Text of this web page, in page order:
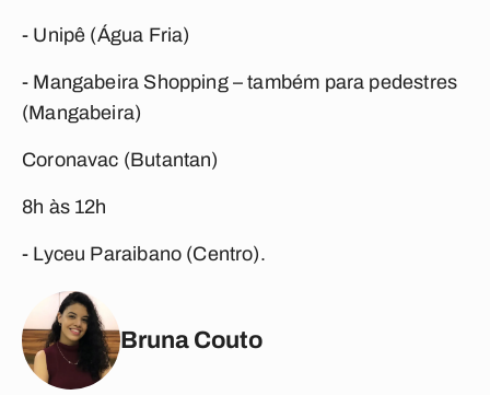
- Unipê (Água Fria)
- Mangabeira Shopping – também para pedestres
(Mangabeira)
Coronavac (Butantan)
8h às 12h
- Lyceu Paraibano (Centro).
Bruna Couto